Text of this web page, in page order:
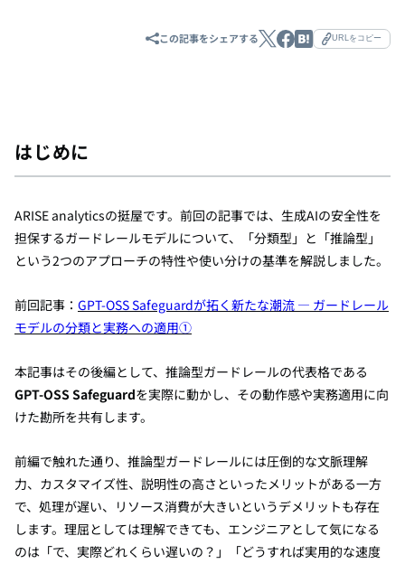
数字で見るARISE analytics
この記事をシェアする URLをコピー
はじめに
ARISE analyticsの挺屋です。前回の記事では、生成AIの安全性を
担保するガードレールモデルについて、「分類型」と「推論型」
という2つのアプローチの特性や使い分けの基準を解説しました。
前回記事： GPT-OSS Safeguardが拓く新たな潮流 — ガードレール
モデルの分類と実務への適用①
本記事はその後編として、推論型ガードレールの代表格である
GPT-OSS Safeguardを実際に動かし、その動作感や実務適用に向
けた勘所を共有します。
前編で触れた通り、推論型ガードレールには圧倒的な文脈理解
力、カスタマイズ性、説明性の高さといったメリットがある一方
で、処理が遅い、リソース消費が大きいというデメリットも存在
します。理屈としては理解できても、エンジニアとして気になる
のは「で、実際どれくらい遅いの？」「どうすれば実用的な速度